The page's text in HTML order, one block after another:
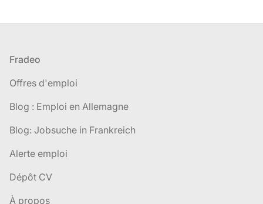
Pied de page
Fradeo
Offres d'emploi
Blog : Emploi en Allemagne
Blog: Jobsuche in Frankreich
Alerte emploi
Dépôt CV
À propos